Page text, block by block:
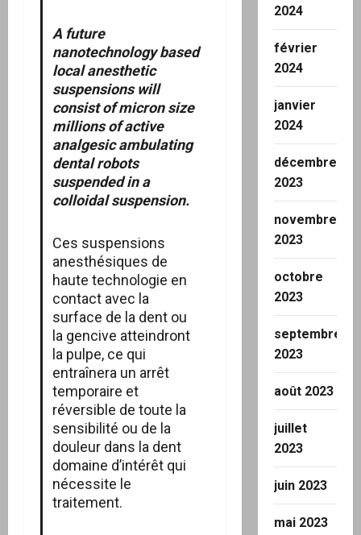
A future
nanotechnology based
local anesthetic
suspensions will
consist of micron size
millions of active
analgesic ambulating
dental robots
suspended in a
colloidal suspension.
Ces suspensions
anesthésiques de
haute technologie en
contact avec la
surface de la dent ou
la gencive atteindront
la pulpe, ce qui
entraînera un arrêt
temporaire et
réversible de toute la
sensibilité ou de la
douleur dans la dent
domaine d’intérêt qui
nécessite le
traitement.
2024
février
2024
janvier
2024
décembre
2023
novembre
2023
octobre
2023
septembre
2023
août 2023
juillet
2023
juin 2023
mai 2023